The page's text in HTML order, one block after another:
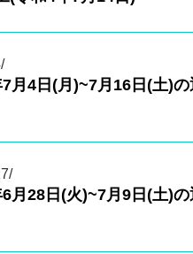
月4日(月)~7月16日(土)の
月28日(火)~7月9日(土)の